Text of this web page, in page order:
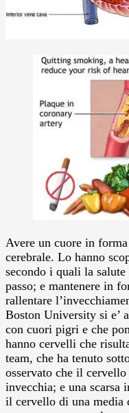
Avere un cuore in
cerebrale. Lo hanno
secondo i quali la
passo; e mantenere in
rallentare
Boston University si e’
con cuori pigri e che
hanno cervelli che
team, che ha tenuto
osservato che il
invecchia; e una scarsa
il cervello di una media